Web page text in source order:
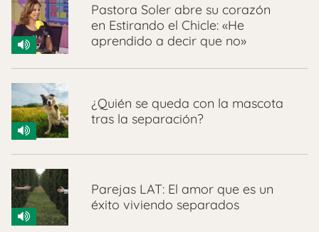
Pastora Soler abre su corazón
en Estirando el Chicle: «He
aprendido a decir que no»
¿Quién se queda con la mascota
tras la separación?
Parejas LAT: El amor que es un
éxito viviendo separados